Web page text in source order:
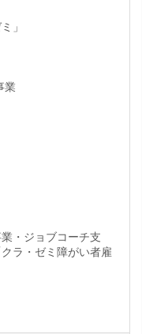
」
業
・ジョブコーチ支
ラ・ゼミ障がい者雇